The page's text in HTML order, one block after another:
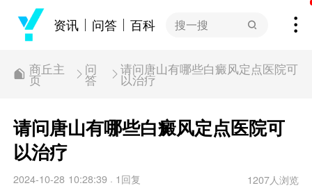
资讯 问答 百科 搜一搜
商丘主
页
问
答
请问唐山有哪些白癜风定点医院可
以治疗
请问唐山有哪些白癜风定点医院可
以治疗
2024-10-28 10:28:39 · 1回复 1207人浏览